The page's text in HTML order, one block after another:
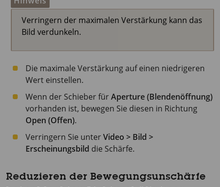
Verringern der maximalen Verstärkung kann das
Bild verdunkeln.
Die maximale Verstärkung auf einen niedrigeren
Wert einstellen.
Wenn der Schieber fürAperture (Blendenöffnung)
vorhanden ist, bewegen Sie diesen in Richtung
Open (Offen).
Verringern Sie unterVideo > Bild >
Erscheinungsbild die Schärfe.
Reduzieren der Bewegungsunschärfe